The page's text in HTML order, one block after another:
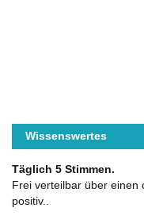
Wissenswertes
Täglich 5 Stimmen.
Frei verteilbar über einen
positiv..